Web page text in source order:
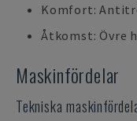
Komfort:
Åtkomst: Övre
Maskinfördelar
Tekniska